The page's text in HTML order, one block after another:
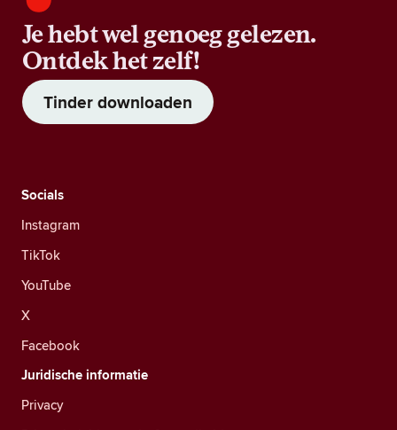
Je hebt wel genoeg gelezen.
Ontdek het zelf!
Tinder downloaden
Socials
Instagram
TikTok
YouTube
X
Facebook
Juridische informatie
Privacy